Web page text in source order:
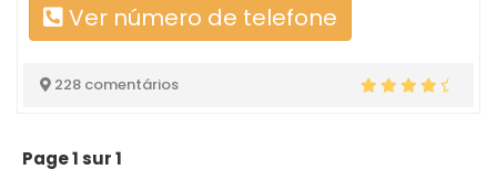
Ver número de telefone
228 comentários
Page 1 sur 1